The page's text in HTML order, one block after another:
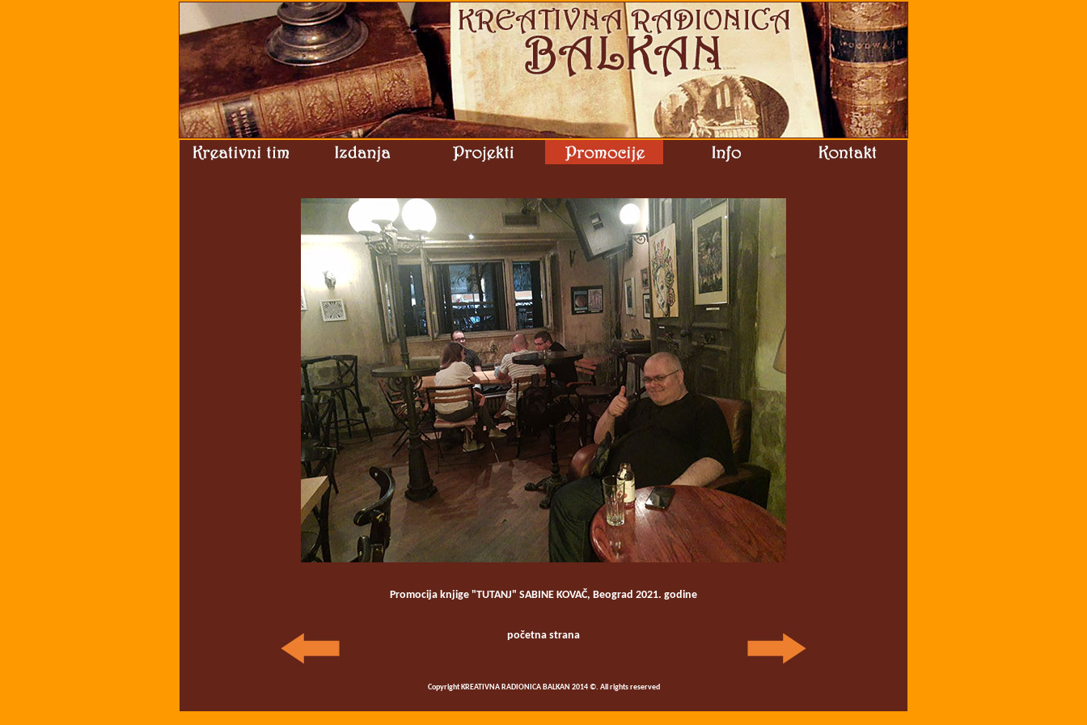
Promocija knjige "TUTANJ" SABINE KOVAČ, Beograd 2021. godine
početna strana
Copyright KREATIVNA RADIONICA BALKAN 2014 ©. All rights reserved